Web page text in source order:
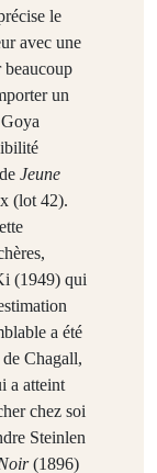
le
avec une
un
Jeune
(lot 42).
(1949) qui
a été
Chagall,
a atteint
chez soi
Steinlen
(1896)